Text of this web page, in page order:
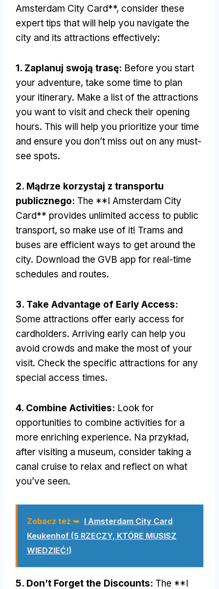
Amsterdam City Card**, consider these
expert tips that will help you navigate the
city and its attractions effectively:
1. Zaplanuj swoją trasę: Before you start
your adventure, take some time to plan
your itinerary. Make a list of the attractions
you want to visit and check their opening
hours. This will help you prioritize your time
and ensure you don’t miss out on any must-
see spots.
2. Mądrze korzystaj z transportu
publicznego: The **I Amsterdam City
Card** provides unlimited access to public
transport, so make use of it! Trams and
buses are efficient ways to get around the
city. Download the GVB app for real-time
schedules and routes.
3. Take Advantage of Early Access:
Some attractions offer early access for
cardholders. Arriving early can help you
avoid crowds and make the most of your
visit. Check the specific attractions for any
special access times.
4. Combine Activities: Look for
opportunities to combine activities for a
more enriching experience. Na przykład,
after visiting a museum, consider taking a
canal cruise to relax and reflect on what
you’ve seen.
Zobacz też ➥ I Amsterdam City Card
Keukenhof (5 RZECZY, KTÓRE MUSISZ
WIEDZIEĆ!)
5. Don’t Forget the Discounts: The **I